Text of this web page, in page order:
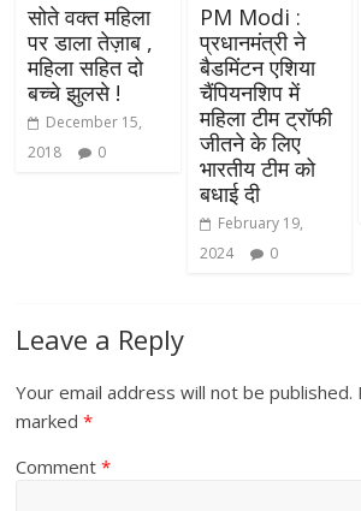
सोते वक्त महिला
पर डाला तेज़ाब ,
महिला सहित दो
बच्चे झुलसे !
December 15,
2018
0
PM Modi :
प्रधानमंत्री ने
बैडमिंटन एशिया
चैंपियनशिप में
महिला टीम ट्रॉफी
जीतने के लिए
भारतीय टीम को
बधाई दी
February 19,
2024
0
Leave a Reply
Your email address will not be published.
marked*
Comment*